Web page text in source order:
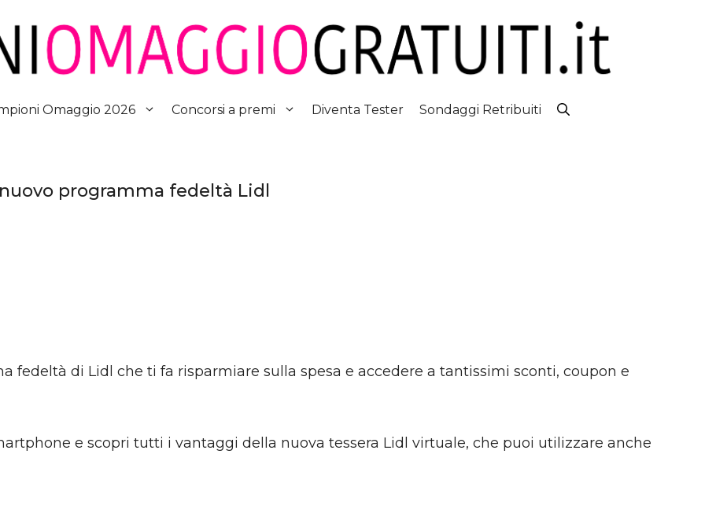
Omaggio 2026 Concorsi a premi Diventa Tester Sondaggi Retribuiti
programma fedeltà Lidl
fedeltà di Lidl che ti fa risparmiare sulla spesa e accedere a tantissimi sconti, coupon e
e scopri tutti i vantaggi della nuova tessera Lidl virtuale, che puoi utilizzare anche